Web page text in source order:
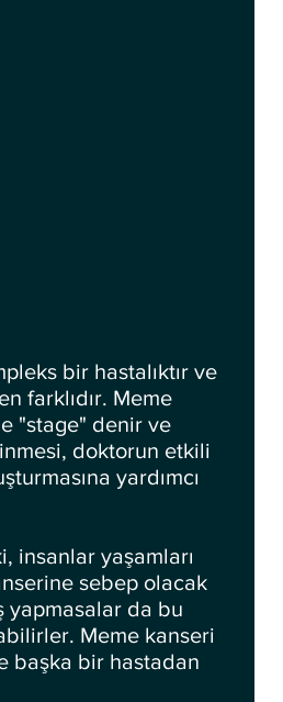
bir hastalıktır ve
farklıdır. Meme
"stage" denir ve
doktorun etkili
yardımcı
insanlar yaşamları
sebep olacak
yapmasalar da bu
Meme kanseri
başka bir hastadan